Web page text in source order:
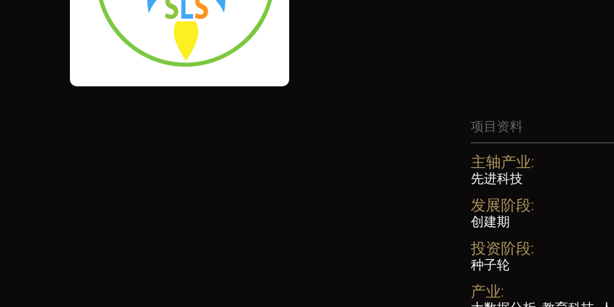
项目资料
主轴产业:
先进科技
发展阶段:
创建期
投资阶段:
种子轮
产业: